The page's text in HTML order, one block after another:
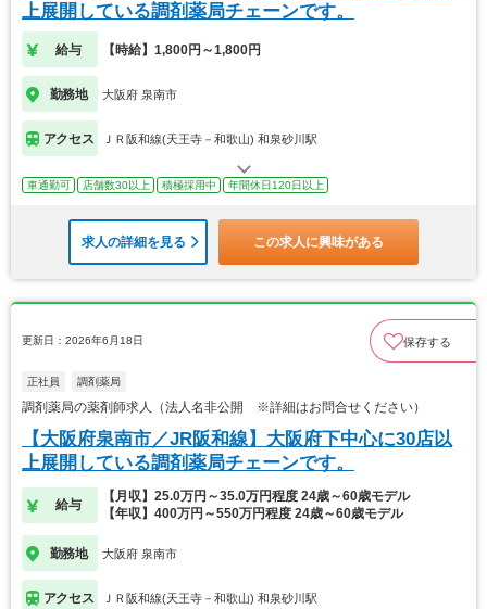
上展開している調剤薬局チェーンです。
給与 【時給】1,800円～1,800円
勤務地 大阪府 泉南市
アクセス ＪＲ阪和線(天王寺－和歌山) 和泉砂川駅
車通勤可 店舗数30以上 積極採用中 年間休日120日以上
求人の詳細を見る この求人に興味がある
更新日：2026年6月18日 保存する
正社員 調剤薬局
調剤薬局の薬剤師求人（法人名非公開 ※詳細はお問合せください）
【大阪府泉南市／JR阪和線】大阪府下中心に30店以
上展開している調剤薬局チェーンです。
給与
【月収】25.0万円～35.0万円程度 24歳～60歳モデル
【年収】400万円～550万円程度 24歳～60歳モデル
勤務地 大阪府 泉南市
アクセス ＪＲ阪和線(天王寺－和歌山) 和泉砂川駅